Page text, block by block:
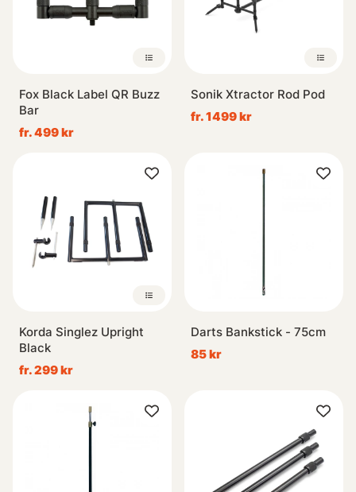
Fox Black Label QR Buzz
Bar
fr. 499 kr
Sonik Xtractor Rod Pod
fr. 1499 kr
Korda Singlez Upright
Black
fr. 299 kr
Darts Bankstick - 75cm
85 kr